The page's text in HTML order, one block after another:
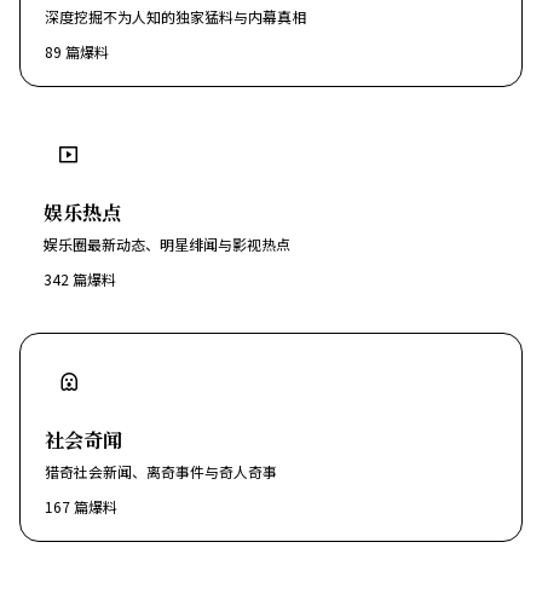
深度挖掘不为人知的独家猛料与内幕真相
89 篇爆料
娱乐热点
娱乐圈最新动态、明星绯闻与影视热点
342 篇爆料
社会奇闻
猎奇社会新闻、离奇事件与奇人奇事
167篇爆料